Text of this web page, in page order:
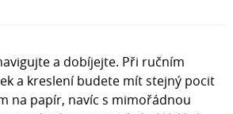
a dobíjejte. Při ručním
a kreslení budete mít stejný pocit
na papír, navíc s mimořádnou